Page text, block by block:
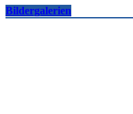
Bildergalerien